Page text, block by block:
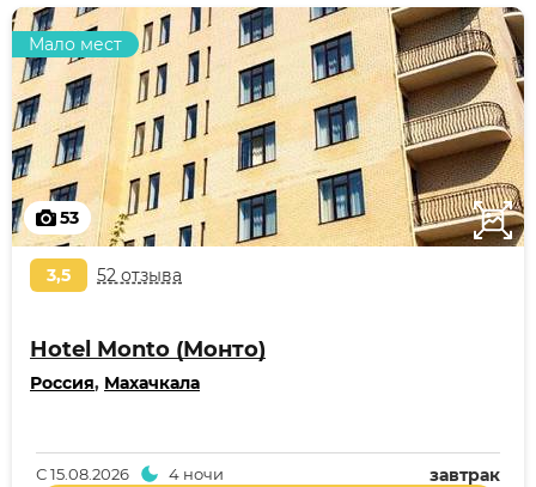
53
Мало мест
3,5 52 отзыва
Hotel Monto (Монто)
Россия, Махачкала
завтрак
С15.08.2026 4 ночи